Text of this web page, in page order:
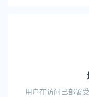
用户在访问已部署